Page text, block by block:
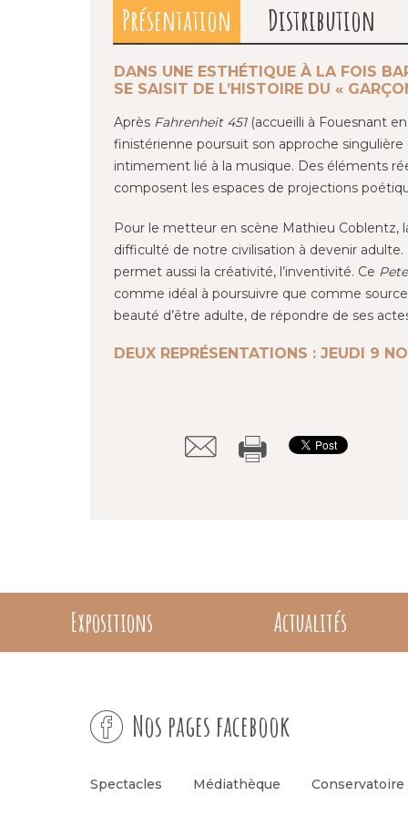
Présentation Distribution
DANS UNE ESTHÉTIQUE À LA FOIS
SE SAISIT DE L’HISTOIRE DU «
Après Fahrenheit 451(accueilli à Fouesnant
finistérienne poursuit son approche singulière
intimement lié à la musique. Des éléments
composent les espaces de projections
Pour le metteur en scène Mathieu Coblentz,
difficulté de notre civilisation à devenir adulte.
permet aussi la créativité, l’inventivité. Ce
comme idéal à poursuivre que comme
beauté d’être adulte, de répondre de ses
DEUX REPRÉSENTATIONS : JEUDI 9
Expositions Actualités
Nos pages facebook
Spectacles Médiathèque Conservatoire